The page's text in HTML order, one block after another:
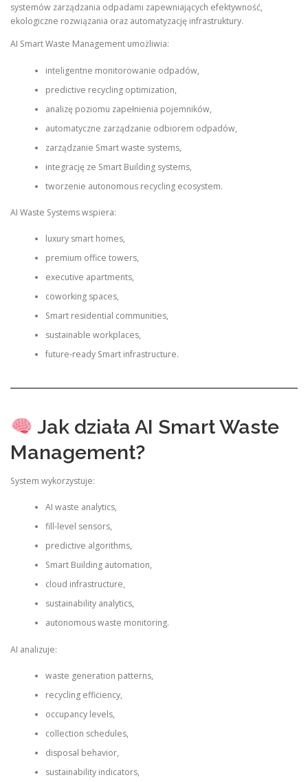
systemów zarządzania odpadami zapewniających efektywność,
ekologiczne rozwiązania oraz automatyzację infrastruktury.
AI Smart Waste Management umożliwia:
inteligentne monitorowanie odpadów,
predictive recycling optimization,
analizę poziomu zapełnienia pojemników,
automatyczne zarządzanie odbiorem odpadów,
zarządzanie Smart waste systems,
integrację ze Smart Building systems,
tworzenie autonomous recycling ecosystem.
AI Waste Systems wspiera:
luxury smart homes,
premium office towers,
executive apartments,
coworking spaces,
Smart residential communities,
sustainable workplaces,
future-ready Smart infrastructure.
Jak działa AI Smart Waste
Management?
System wykorzystuje:
AI waste analytics,
fill-level sensors,
predictive algorithms,
Smart Building automation,
cloud infrastructure,
sustainability analytics,
autonomous waste monitoring.
AI analizuje:
waste generation patterns,
recycling efficiency,
occupancy levels,
collection schedules,
disposal behavior,
sustainability indicators,